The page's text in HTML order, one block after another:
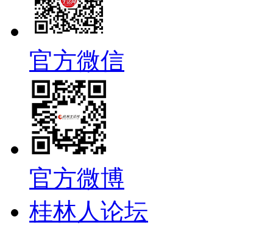
官方微信
官方微博
桂林人论坛